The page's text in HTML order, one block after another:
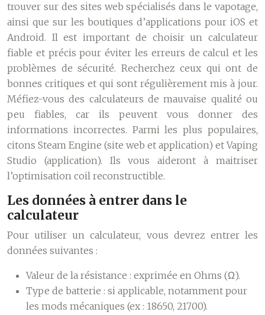
trouver sur des sites web spécialisés dans le vapotage,
ainsi que sur les boutiques d’applications pour iOS et
Android. Il est important de choisir un calculateur
fiable et précis pour éviter les erreurs de calcul et les
problèmes de sécurité. Recherchez ceux qui ont de
bonnes critiques et qui sont régulièrement mis à jour.
Méfiez-vous des calculateurs de mauvaise qualité ou
peu fiables, car ils peuvent vous donner des
informations incorrectes. Parmi les plus populaires,
citons Steam Engine (site web et application) et Vaping
Studio (application). Ils vous aideront à maitriser
l’optimisation coil reconstructible.
Les données à entrer dans le
calculateur
Pour utiliser un calculateur, vous devrez entrer les
données suivantes :
Valeur de la résistance : exprimée en Ohms (Ω).
Type de batterie : si applicable, notamment pour
les mods mécaniques (ex : 18650, 21700).